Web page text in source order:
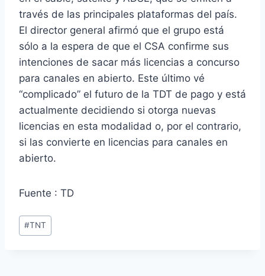
través de las principales plataformas del país.
El director general afirmó que el grupo está
sólo a la espera de que el CSA confirme sus
intenciones de sacar más licencias a concurso
para canales en abierto. Este último vé
“complicado” el futuro de la TDT de pago y está
actualmente decidiendo si otorga nuevas
licencias en esta modalidad o, por el contrario,
si las convierte en licencias para canales en
abierto.
Fuente : TD
Etiquetas
de
#TNT